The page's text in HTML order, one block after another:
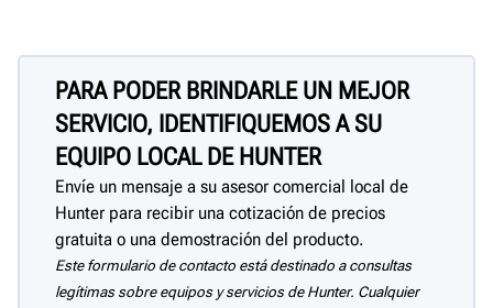
PARA PODER BRINDARLE UN MEJOR
SERVICIO, IDENTIFIQUEMOS A SU
EQUIPO LOCAL DE HUNTER
Envíe un mensaje a su asesor comercial local de
Hunter para recibir una cotización de precios
gratuita o una demostración del producto.
Este formulario de contacto está destinado a consultas
legítimas sobre equipos y servicios de Hunter. Cualquier